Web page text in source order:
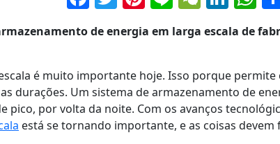
de energia em larga escala de
é muito importante hoje. Isso porque
durações. Um sistema de armazenamento de
pico, por volta da noite. Com os avanços
está se tornando importante, e as coisas devem